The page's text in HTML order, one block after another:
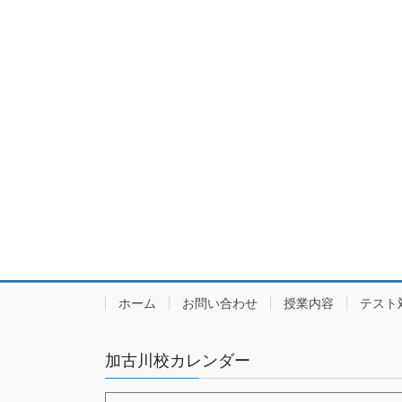
ホーム お問い合わせ 授業内容 テスト
加古川校カレンダー